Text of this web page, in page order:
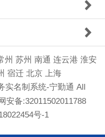
州 苏州 南通 连云港 淮安
宿迁 北京
上海
实名制系统-宁勤通 All
安备:32011502011788
号-1